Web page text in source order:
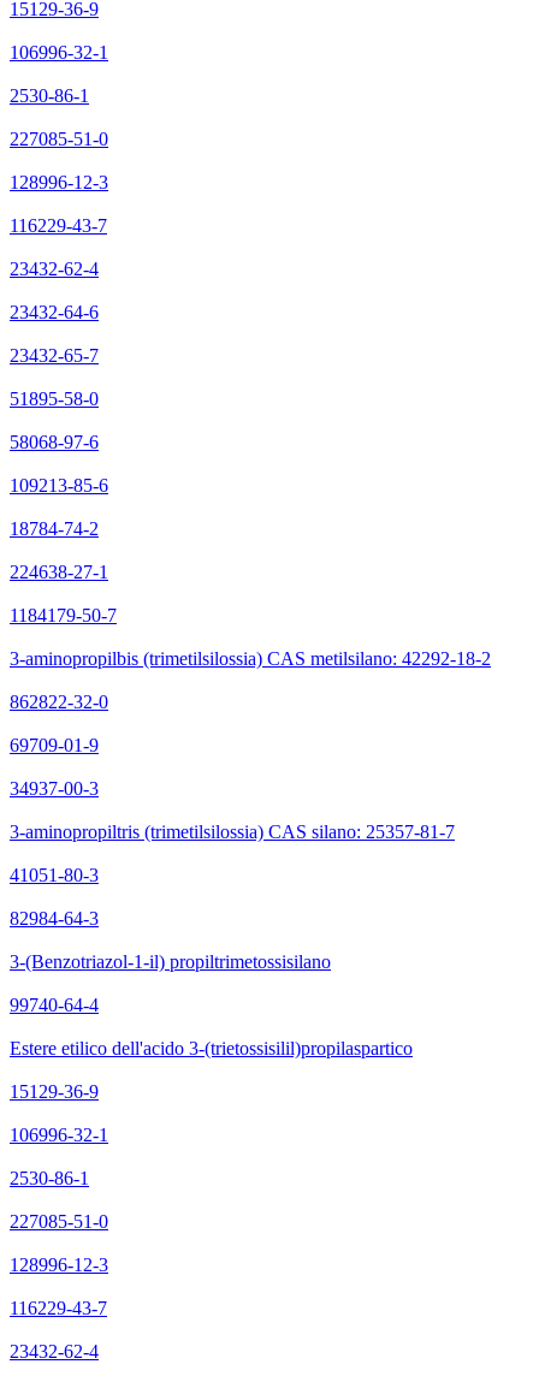
15129-36-9
106996-32-1
2530-86-1
227085-51-0
128996-12-3
116229-43-7
23432-62-4
23432-64-6
23432-65-7
51895-58-0
58068-97-6
109213-85-6
18784-74-2
224638-27-1
1184179-50-7
3-aminopropilbis (trimetilsilossia) CAS metilsilano: 42292-18-2
862822-32-0
69709-01-9
34937-00-3
3-aminopropiltris (trimetilsilossia) CAS silano: 25357-81-7
41051-80-3
82984-64-3
3-(Benzotriazol-1-il) propiltrimetossisilano
99740-64-4
Estere etilico dell'acido 3-(trietossisilil)propilaspartico
15129-36-9
106996-32-1
2530-86-1
227085-51-0
128996-12-3
116229-43-7
23432-62-4